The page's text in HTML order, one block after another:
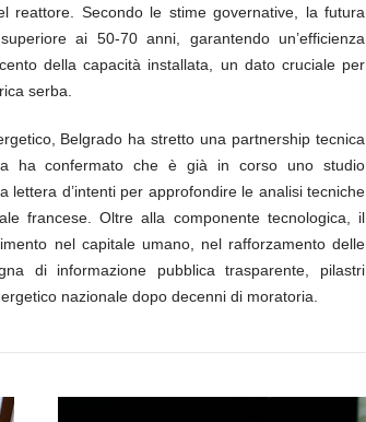
reattore. Secondo le stime governative, la futura
ai 50-70 anni, garantendo un’efficienza
della capacità installata, un dato cruciale per
serba.
Belgrado ha stretto una partnership tecnica
ha confermato che è già in corso uno studio
lettera d’intenti per approfondire le analisi tecniche
francese. Oltre alla componente tecnologica, il
nel capitale umano, nel rafforzamento delle
di informazione pubblica trasparente, pilastri
nazionale dopo decenni di moratoria.